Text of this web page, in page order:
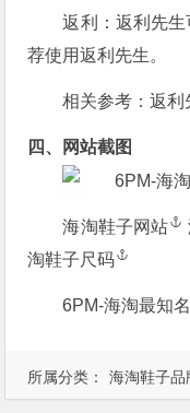
所属分类： 海淘鞋子品
返利：返利先
荐使用返利先生。
相关参考：返利
四、网站截图
海淘鞋子网站
淘鞋子尺码
6PM-海淘最知